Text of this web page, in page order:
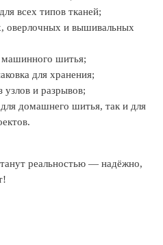
всех типов тканей;
оверлочных и вышивальных
машинного шитья;
для хранения;
узлов и разрывов;
домашнего шитья, так и для
реальностью — надёжно,